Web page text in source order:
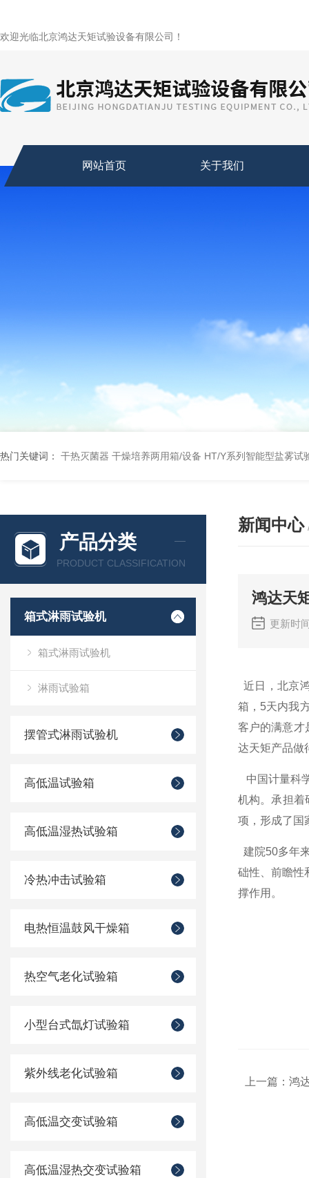
欢迎光临北京鸿达天矩试验设备有限公司！
网站首页 关于我们
热门关键词： 干热灭菌器 干燥培养两用箱/设备 HT/Y系列智能型盐雾试
产品分类
PRODUCT CLASSIFICATION
箱式淋雨试验机
箱式淋雨试验机
淋雨试验箱
摆管式淋雨试验机
高低温试验箱
高低温湿热试验箱
冷热冲击试验箱
电热恒温鼓风干燥箱
热空气老化试验箱
小型台式氙灯试验箱
紫外线老化试验箱
高低温交变试验箱
高低温湿热交变试验箱
新闻中心
鸿达天
更新时
近日，北京
箱，5天内我
客户的满意才
达天矩产品做
中国计量科
机构。承担着
项，形成了国
建院50多年
础性、前瞻性
撑作用。
上一篇： 鸿